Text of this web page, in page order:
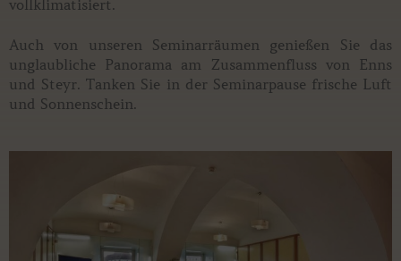
vollklimatisiert.
Auch von unseren Seminarräumen genießen Sie das
unglaubliche Panorama am Zusammenfluss von Enns
und Steyr. Tanken Sie in der Seminarpause frische Luft
und Sonnenschein.